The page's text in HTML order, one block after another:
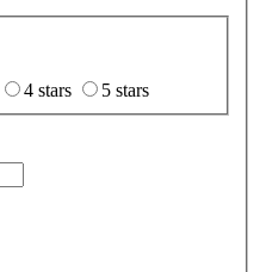
4 stars
5 stars